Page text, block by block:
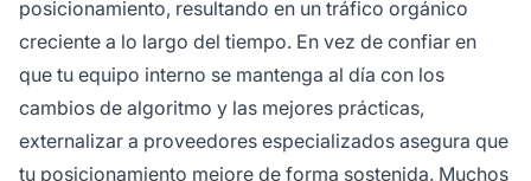
posicionamiento, resultando en un tráfico orgánico
creciente a lo largo del tiempo. En vez de confiar en
que tu equipo interno se mantenga al día con los
cambios de algoritmo y las mejores prácticas,
externalizar a proveedores especializados asegura que
tu posicionamiento mejore de forma sostenida. Muchos